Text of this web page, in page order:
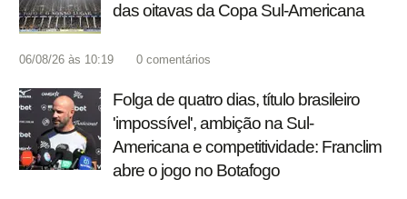
das oitavas da Copa Sul-Americana
06/08/26 às 10:19 0 comentários
Folga de quatro dias, título brasileiro
'impossível', ambição na Sul-
Americana e competitividade: Franclim
abre o jogo no Botafogo